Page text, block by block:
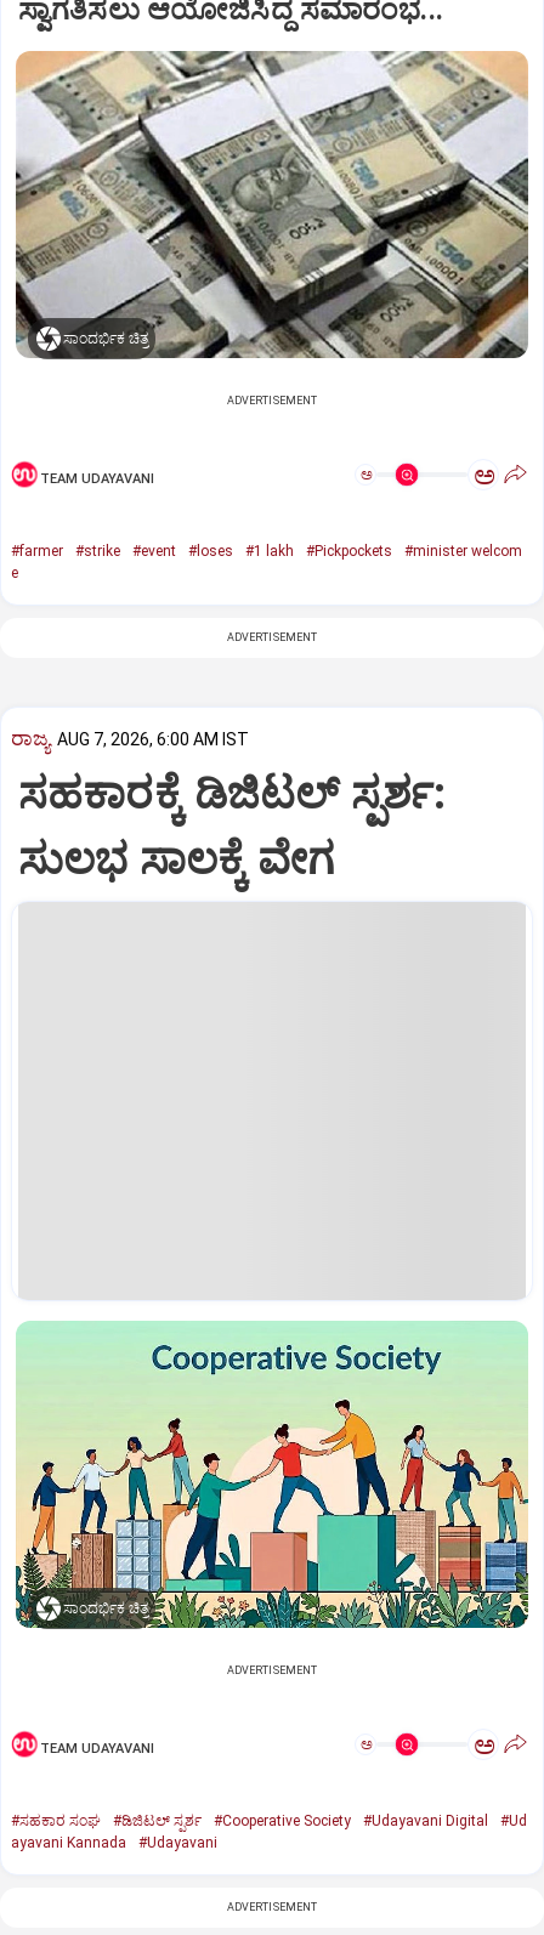
ಸ್ವಾಗತಿಸಲು ಆಯೋಜಿಸಿದ್ದ ಸಮಾರಂಭ...
ಸಾಂದರ್ಭಿಕ ಚಿತ್ರ
ADVERTISEMENT
TEAM UDAYAVANI ಅ ಅ
#farmer #strike #event #loses #1 lakh #Pickpockets
#minister welcom
e
ADVERTISEMENT
ರಾಜ್ಯ AUG 7, 2026, 6:00 AM IST
ಸಹಕಾರಕ್ಕೆ ಡಿಜಿಟಲ್‌ ಸ್ಪರ್ಶ:
ಸುಲಭ ಸಾಲಕ್ಕೆ ವೇಗ
ಸಾಂದರ್ಭಿಕ ಚಿತ್ರ
ADVERTISEMENT
TEAM UDAYAVANI ಅ ಅ
#ಸಹಕಾರ ಸಂಘ #ಡಿಜಿಟಲ್‌ ಸ್ಪರ್ಶ #Cooperative Society #Udayavani Digital
#Ud
ayavani Kannada
#Udayavani
ADVERTISEMENT